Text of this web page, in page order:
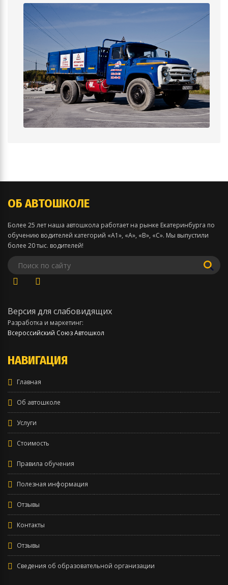
ОБ АВТОШКОЛЕ
Более 25 лет наша автошкола работает на рынке Екатеринбурга по
обучению водителей категорий «А1», «А», «В», «С». Мы выпустили
более 20 тыс. водителей!
Версия для слабовидящих
Разработка и маркетинг:
Всероссийский Союз Автошкол
НАВИГАЦИЯ
Главная
Об автошколе
Услуги
Стоимость
Правила обучения
Полезная информация
Отзывы
Контакты
Отзывы
Сведения об образовательной организации